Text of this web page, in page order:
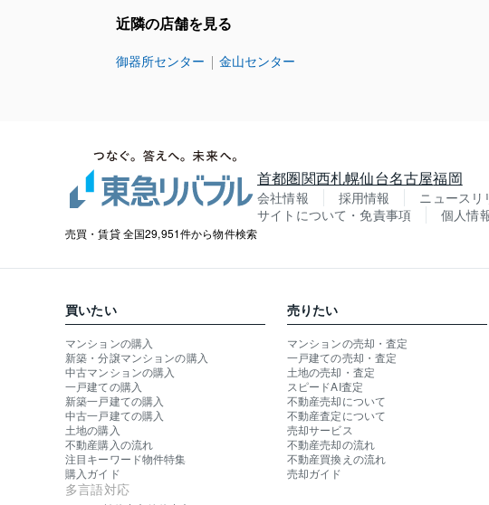
近隣の店舗を見る
御器所センター 金山センター
売買・賃貸 全国29,951件から物件検索
首都圏関西札幌仙台名古屋福岡
会社情報 採用情報 ニュースリ
サイトについて・免責事項
個人情
買いたい
マンションの購入
新築・分譲マンションの購入
中古マンションの購入
一戸建ての購入
新築一戸建ての購入
中古一戸建ての購入
土地の購入
不動産購入の流れ
注目キーワード物件特集
購入ガイド
多言語対応
売りたい
マンションの売却・査定
一戸建ての売却・査定
土地の売却・査定
スピードAI査定
不動産売却について
不動産査定について
売却サービス
不動産売却の流れ
不動産買換えの流れ
売却ガイド